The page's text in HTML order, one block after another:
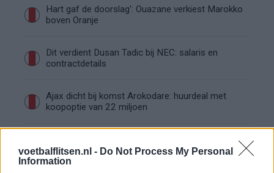
voetbalflitsen.nl - Do Not Process My Personal
Information
Hart gaf de doorslag': Ouazane verkiest Marokko
boven Oranje
Dit verdient Dusan Tadic bij NEC: salaris en
contractdetails
Ajax dicht bij komst Arokodare: huurdeal met
koopoptie van 22 miljoen
sokken na blunder met tenues